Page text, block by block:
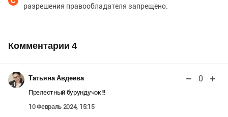
разрешения правообладателя запрещено.
Комментарии 4
Татьяна Авдеева 0
Прелестный бурундучок!!!
10 Февраль 2024, 15:15